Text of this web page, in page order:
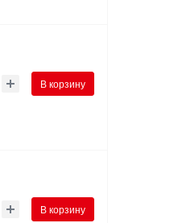
В корзину
В корзину